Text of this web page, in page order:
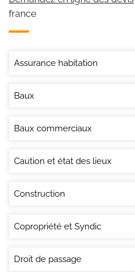
france
Assurance habitation
Baux
Baux commerciaux
Caution et état des lieux
Construction
Copropriété et Syndic
Droit de passage